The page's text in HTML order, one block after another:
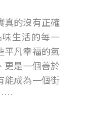
真的沒有正確
生活的每一
平凡幸福的氣
更是一個善於
能成為一個街